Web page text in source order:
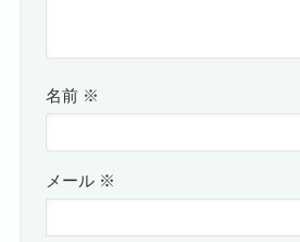
名前 ※
メール ※